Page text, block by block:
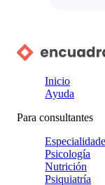
Inicio
Ayuda
Para consultantes
Psicología
Nutrición
Psiquiatría